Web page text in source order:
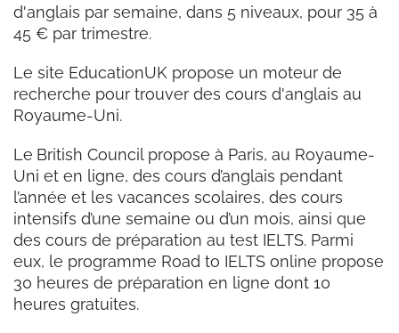
d'anglais par semaine, dans 5 niveaux, pour 35 à
45 € par trimestre.
Le site EducationUK propose un moteur de
recherche pour trouver des cours d'anglais au
Royaume-Uni.
Le British Council propose à Paris, au Royaume-
Uni et en ligne, des cours d’anglais pendant
l’année et les vacances scolaires, des cours
intensifs d’une semaine ou d’un mois, ainsi que
des cours de préparation au test IELTS. Parmi
eux, le programme Road to IELTS online propose
30 heures de préparation en ligne dont 10
heures gratuites.